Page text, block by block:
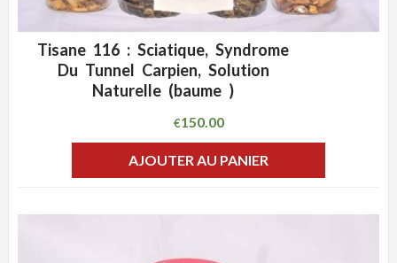
ADD WISHLIST
Tisane 116 : Sciatique, Syndrome
Du Tunnel Carpien, Solution
Naturelle (baume )
€150.00
AJOUTER AU PANIER